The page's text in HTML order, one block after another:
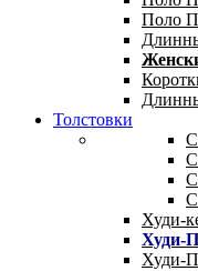
Поло
Толстовки
Худи-
Худи-
Худи-